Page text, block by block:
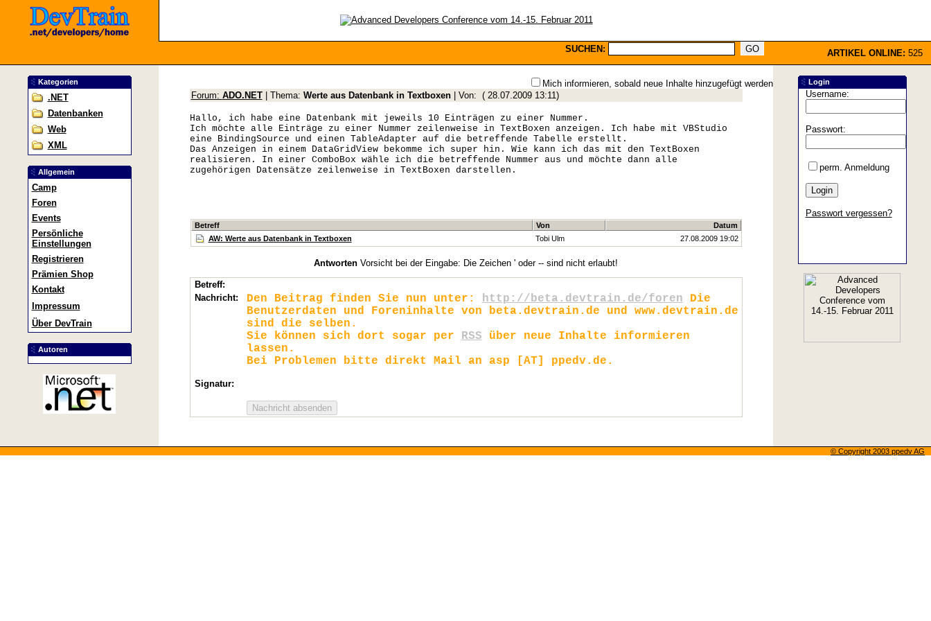
SUCHEN: ARTIKEL ONLINE: 525
Kategorien
.NET
Datenbanken
Web
XML
Allgemein
Camp
Foren
Events
Persönliche
Einstellungen
Registrieren
Prämien Shop
Kontakt
Impressum
Über DevTrain
Autoren
Mich informieren, sobald neue Inhalte hinzugefügt werden
Forum: ADO.NET| Thema: Werte aus Datenbank in Textboxen | Von: ( 28.07.2009 13:11)
Hallo, ich habe eine Datenbank mit jeweils 10 Einträgen zu einer Nummer.
Ich möchte alle Einträge zu einer Nummer zeilenweise in TextBoxen anzeigen. Ich habe mit VBStudio
eine BindingSource und einen TableAdapter auf die betreffende Tabelle erstellt.
Das Anzeigen in einem DataGridView bekomme ich super hin. Wie kann ich das mit den TextBoxen
realisieren. In einer ComboBox wähle ich die betreffende Nummer aus und möchte dann alle
zugehörigen Datensätze zeilenweise in TextBoxen darstellen.
Betreff Von
Datum
AW: Werte aus Datenbank in Textboxen
Tobi Ulm 27.08.2009 19:02
Antworten Vorsicht bei der Eingabe: Die Zeichen ' oder -- sind nicht erlaubt!
Betreff:
Nachricht:
Den Beitrag finden Sie nun unter: http://beta.devtrain.de/foren Die
Benutzerdaten und Foreninhalte von beta.devtrain.de und www.devtrain.de
sind die selben.
Sie können sich dort sogar per RSS über neue Inhalte informieren
lassen.
Bei Problemen bitte direkt Mail an asp [AT] ppedv.de.
Signatur:
Login
Username:
Passwort:
perm. Anmeldung
Passwort vergessen?
© Copyright 2003 ppedv AG